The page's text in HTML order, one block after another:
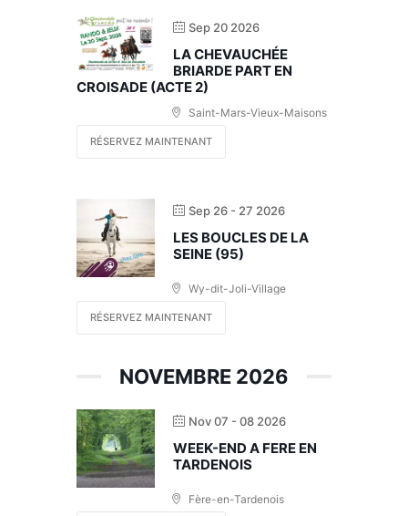
Sep 20 2026
LA CHEVAUCHÉE
BRIARDE PART EN
CROISADE (ACTE 2)
Saint-Mars-Vieux-Maisons
RÉSERVEZ MAINTENANT
Sep 26 - 27 2026
LES BOUCLES DE LA
SEINE (95)
Wy-dit-Joli-Village
RÉSERVEZ MAINTENANT
NOVEMBRE 2026
Nov 07 - 08 2026
WEEK-END A FERE EN
TARDENOIS
Fère-en-Tardenois